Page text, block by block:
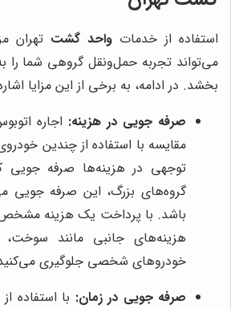
استفاده از خدمات واحد گشت تهران
می‌تواند تجربه حمل‌ونقل گروهی شما را
بخشد. در ادامه، به برخی از این مزایا
صرفه جویی در هزینه: اجاره
مقایسه با استفاده از چندین
توجهی در هزینه‌ها صرفه
گروه‌های بزرگ، این صرفه جویی
باشد. با پرداخت یک هزینه مشخص
هزینه‌های جانبی مانند سوخت،
خودروهای شخصی جلوگیری
صرفه جویی در زمان: با استفاده